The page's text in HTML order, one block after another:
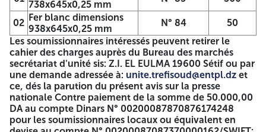
N°
Lot
Désignations
Spécifications
techniques
Quantité
(Tonne)
01 Fer blanc dimensions
738x645x0,25 mm
N° 83
02 Fer blanc dimensions
938x645x0,25 mm
N° 84
50
Les soumissionnaires intéressés peuvent retirer le cahier
des charges auprès du Bureau des marchés secrétariat
d'unité sis: Z.I. EL EULMA 19600 Sétif ou par une demande
adressée à:unite.trefisoud@entpl.dzet ce, dés la parution
du présent avis sur la presse nationale Contre paiement de
738x645x0,25 mm
02 Fer blanc dimensions
938x645x0,25 mm
N° 84
50
Les soumissionnaires intéressés peuvent retirer le
cahier des charges auprès du Bureau des marchés
secrétariat d'unité sis: Z.I. EL EULMA 19600 Sétif ou par
une demande adressée à: unite.trefisoud@entpl.dz et
ce, dés la parution du présent avis sur la presse
nationale Contre paiement de la somme de 50.000,00
DA au compte Dinars N° 00200087870876174248
pour les soumissionnaires locaux ou équivalent en